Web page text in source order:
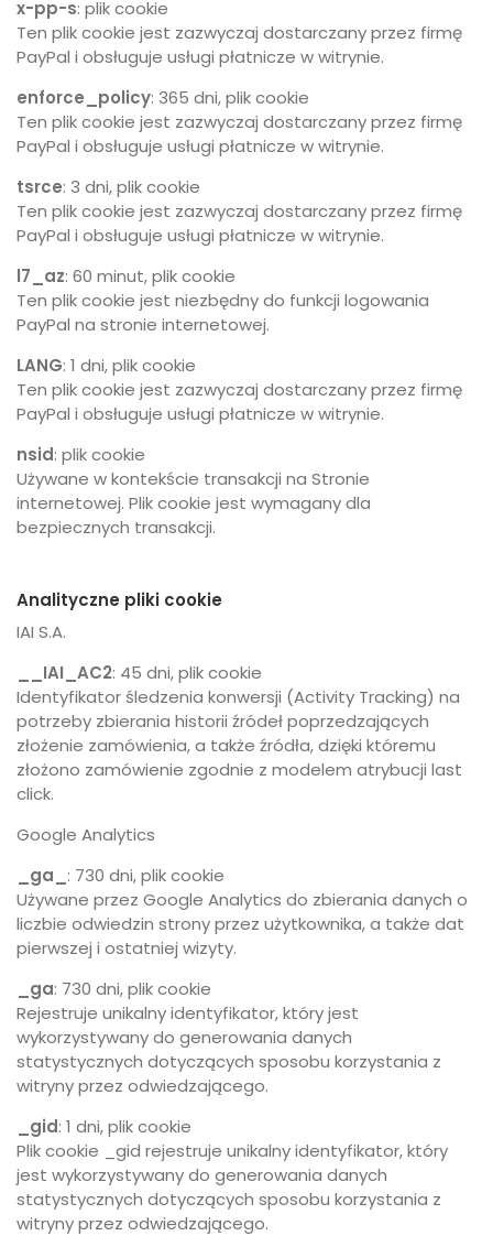
x-pp-s: plik cookie
Ten plik cookie jest zazwyczaj dostarczany przez firmę
PayPal i obsługuje usługi płatnicze w witrynie.
enforce_policy: 365 dni, plik cookie
Ten plik cookie jest zazwyczaj dostarczany przez firmę
PayPal i obsługuje usługi płatnicze w witrynie.
tsrce: 3 dni, plik cookie
Ten plik cookie jest zazwyczaj dostarczany przez firmę
PayPal i obsługuje usługi płatnicze w witrynie.
l7_az: 60 minut, plik cookie
Ten plik cookie jest niezbędny do funkcji logowania
PayPal na stronie internetowej.
LANG: 1 dni, plik cookie
Ten plik cookie jest zazwyczaj dostarczany przez firmę
PayPal i obsługuje usługi płatnicze w witrynie.
nsid: plik cookie
Używane w kontekście transakcji na Stronie
internetowej. Plik cookie jest wymagany dla
bezpiecznych transakcji.
Analityczne pliki cookie
IAI S.A.
__IAI_AC2: 45 dni, plik cookie
Identyfikator śledzenia konwersji (Activity Tracking) na
potrzeby zbierania historii źródeł poprzedzających
złożenie zamówienia, a także źródła, dzięki któremu
złożono zamówienie zgodnie z modelem atrybucji last
click.
Google Analytics
_ga_ : 730 dni, plik cookie
Używane przez Google Analytics do zbierania danych o
liczbie odwiedzin strony przez użytkownika, a także dat
pierwszej i ostatniej wizyty.
_ga: 730 dni, plik cookie
Rejestruje unikalny identyfikator, który jest
wykorzystywany do generowania danych
statystycznych dotyczących sposobu korzystania z
witryny przez odwiedzającego.
_gid: 1 dni, plik cookie
Plik cookie _gid rejestruje unikalny identyfikator, który
jest wykorzystywany do generowania danych
statystycznych dotyczących sposobu korzystania z
witryny przez odwiedzającego.